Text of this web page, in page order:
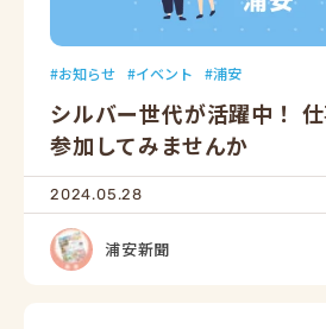
お知らせ イベント 浦安
シルバー世代が活躍中！
参加してみませんか
2024.05.28
浦安新聞